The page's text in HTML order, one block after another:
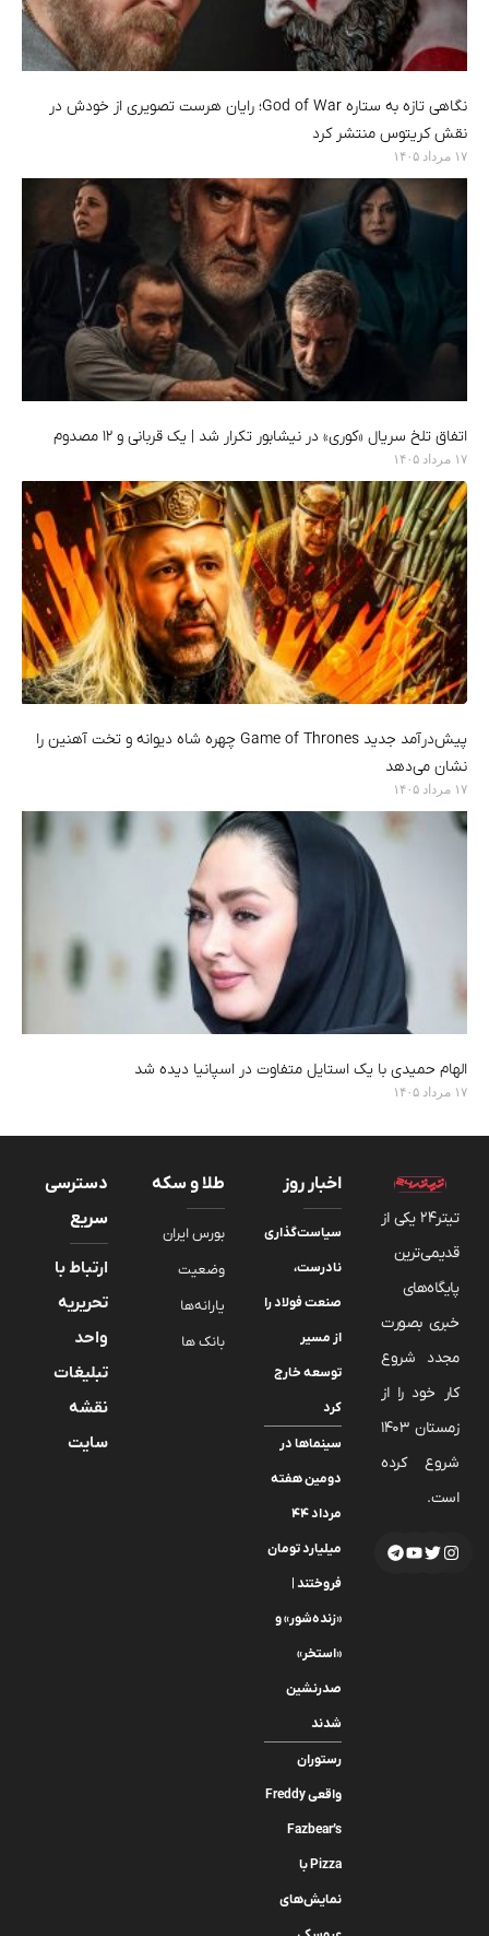
نگاهی تازه به ستاره God of War؛ رایان هرست تصویری از خودش در
نقش کریتوس منتشر کرد
۱۷ مرداد ۱۴۰۵
اتفاق تلخ سریال «کوری» در نیشابور تکرار شد | یک قربانی و ۱۲ مصدوم
۱۷ مرداد ۱۴۰۵
پیش‌درآمد جدید Game of Thrones چهره شاه دیوانه و تخت آهنین را
نشان می‌دهد
۱۷ مرداد ۱۴۰۵
الهام حمیدی با یک استایل متفاوت در اسپانیا دیده شد
۱۷ مرداد ۱۴۰۵
تیتر24 یکی از
قدیمی‌ترین
پایگاه‌های
خبری بصورت
مجدد شروع
کار خود را از
زمستان 1403
شروع کرده
است.
اخبار روز
سیاست‌گذاری‌های
نادرست،
صنعت فولاد را
از مسیر
توسعه خارج
کرد
سینماها در
دومین هفته‌
مرداد ۴۴
میلیارد تومان
فروختند |
«زنده‌شور» و
«استخر»
صدرنشین
شدند
رستوران
واقعی Freddy
Fazbear’s
Pizza با
نمایش‌های
طلا و سکه
بورس ایران
وضعیت
یارانه‌ها
بانک ها
دسترسی
سریع
ارتباط با
تحریریه
واحد
تبلیغات
نقشه
سایت